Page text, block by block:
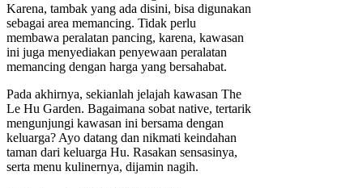
Karena, tambak yang ada disini, bisa digunakan
sebagai area memancing. Tidak perlu
membawa peralatan pancing, karena, kawasan
ini juga menyediakan penyewaan peralatan
memancing dengan harga yang bersahabat.
Pada akhirnya, sekianlah jelajah kawasan The
Le Hu Garden. Bagaimana sobat native, tertarik
mengunjungi kawasan ini bersama dengan
keluarga? Ayo datang dan nikmati keindahan
taman dari keluarga Hu. Rasakan sensasinya,
serta menu kulinernya, dijamin nagih.